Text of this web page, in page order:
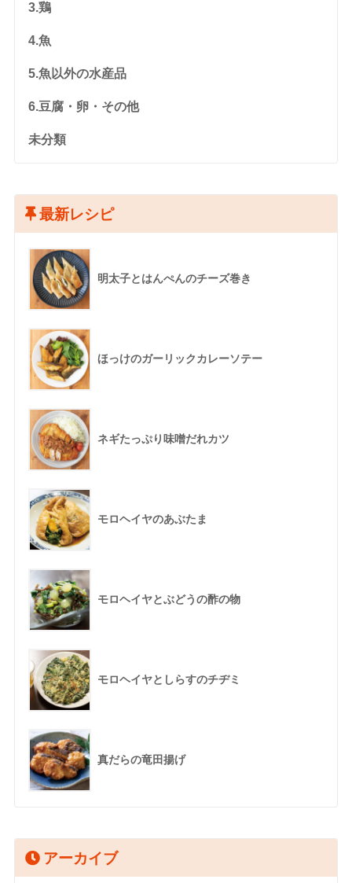
3.鶏
4.魚
5.魚以外の水産品
6.豆腐・卵・その他
未分類
最新レシピ
明太子とはんぺんのチーズ巻き
ほっけのガーリックカレーソテー
ネギたっぷり味噌だれカツ
モロヘイヤのあぶたま
モロヘイヤとぶどうの酢の物
モロヘイヤとしらすのチヂミ
真だらの竜田揚げ
アーカイブ